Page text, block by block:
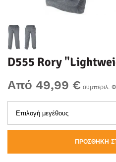
D555 Rory
Από 49,99 € συμπεριλ.
ΠΡΟΣΘΉΚΗ